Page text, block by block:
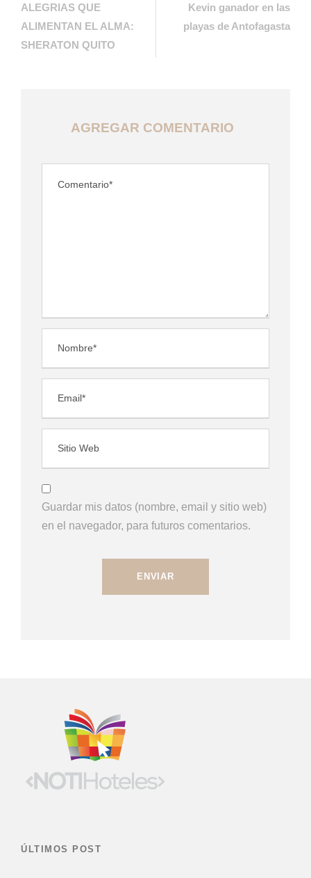
ALEGRIAS QUE
ALIMENTAN EL ALMA:
SHERATON QUITO
Kevin ganador en las
playas de Antofagasta
AGREGAR COMENTARIO
Guardar mis datos (nombre, email y sitio web)
en el navegador, para futuros comentarios.
ÚLTIMOS POST